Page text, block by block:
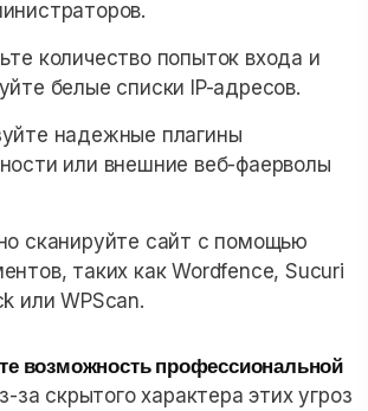
количество попыток входа и
белые списки IP-адресов.
надежные плагины
или внешние веб-фаерволы
сканируйте сайт с помощью
таких как Wordfence, Sucuri
или WPScan.
возможность профессиональной
за скрытого характера этих угроз